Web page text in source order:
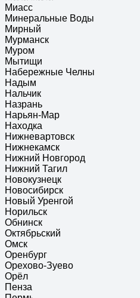
Миасс
Минеральные Воды
Мирный
Мурманск
Муром
Мытищи
Набережные Челны
Надым
Нальчик
Назрань
Нарьян-Мар
Находка
Нижневартовск
Нижнекамск
Нижний Новгород
Нижний Тагил
Новокузнецк
Новосибирск
Новый Уренгой
Норильск
Обнинск
Октябрьский
Омск
Оренбург
Орехово-Зуево
Орёл
Пенза